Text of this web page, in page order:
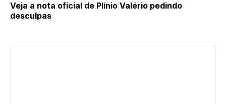
Veja a nota oficial de Plínio Valério pedindo
desculpas